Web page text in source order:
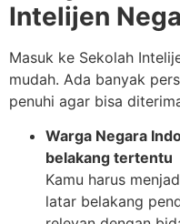
Intelijen
Masuk ke Sekolah
mudah. Ada banyak
penuhi agar bisa
Warga Negara
belakang tertentu
Kamu harus
latar belakang